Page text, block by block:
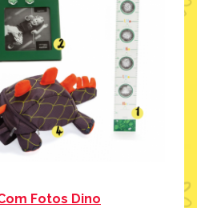
Fotos Dino